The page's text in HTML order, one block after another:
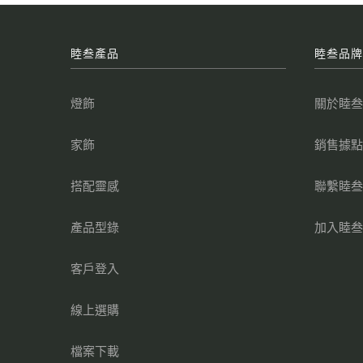
睦叁產品
燈飾
家飾
搭配靈感
產品型錄
客戶登入
線上選購
檔案下載
睦叁品牌
關於睦叁
銷售據點
聯繫睦叁
加入睦叁